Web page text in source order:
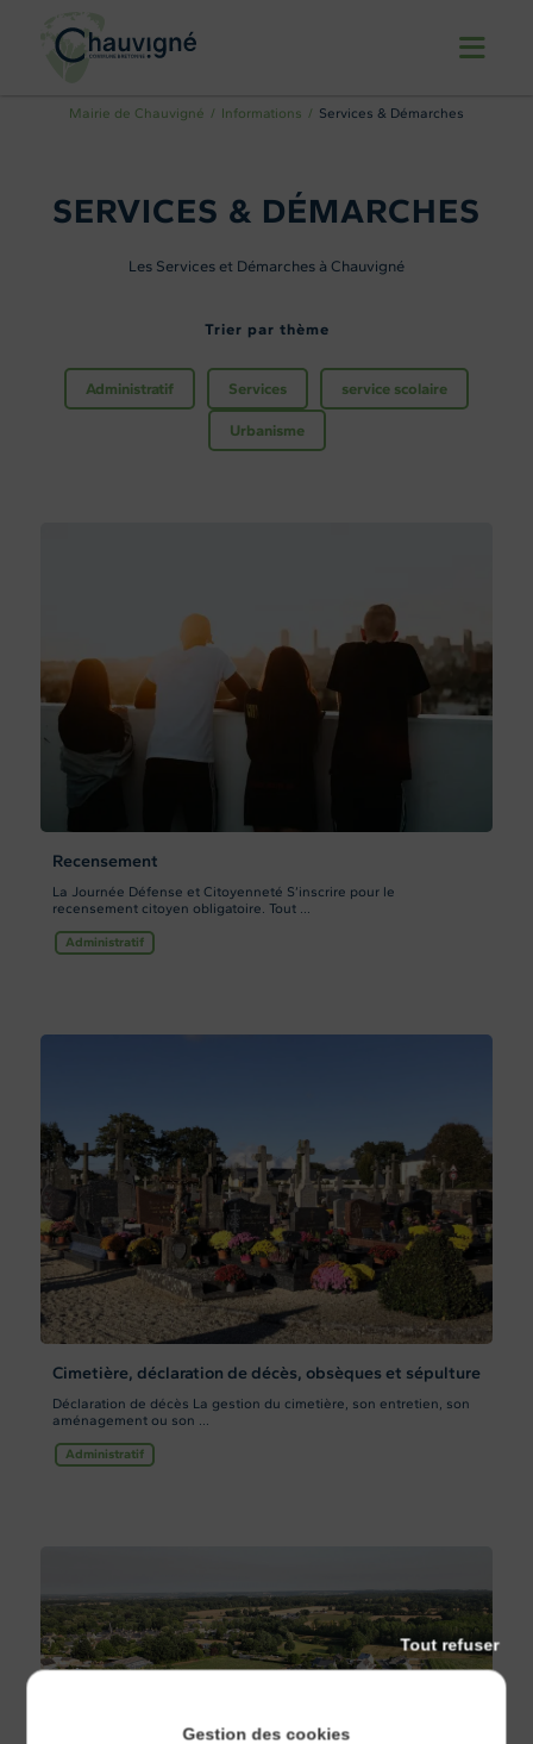
Mairie de Chauvigné Informations Services & Démarches
SERVICES & DÉMARCHES
Les Services et Démarches à Chauvigné
Trier par thème
Administratif Services service scolaire
Urbanisme
Recensement
La Journée Défense et Citoyenneté S’inscrire pour le
recensement citoyen obligatoire. Tout ...
Administratif
Cimetière, déclaration de décès, obsèques et sépulture
Déclaration de décès La gestion du cimetière, son entretien, son
aménagement ou son ...
Administratif
Gestion des cookies
Tout refuser